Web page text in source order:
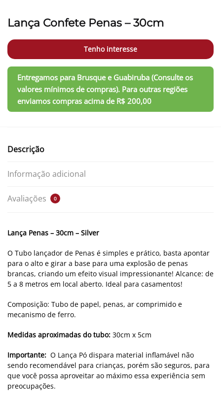
Lança Confete Penas – 30cm
Tenho interesse
Descrição
Informação adicional
Avaliações 0
Lança Penas – 30cm – Silver
O Tubo lançador de Penas é simples e prático, basta apontar
para o alto e girar a base para uma explosão de penas
brancas, criando um efeito visual impressionante! Alcance: de
5 a 8 metros em local aberto. Ideal para casamentos!
Composição: Tubo de papel, penas, ar comprimido e
mecanismo de ferro.
Medidas aproximadas do tubo: 30cm x 5cm
Importante: O Lança Pó dispara material inflamável não
sendo recomendável para crianças, porém são seguros, para
que você possa aproveitar ao máximo essa experiência sem
preocupações.